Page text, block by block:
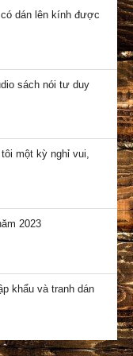
dán lên kính được
sách nói tư duy
một kỳ nghỉ vui,
2023
khẩu và tranh dán